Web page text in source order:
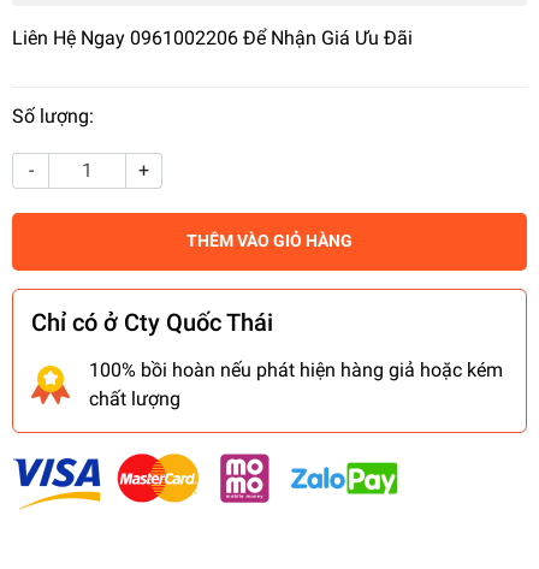
Liên Hệ Ngay 0961002206 Để Nhận Giá Ưu Đãi
Số lượng:
- +
THÊM VÀO GIỎ HÀNG
Chỉ có ở Cty Quốc Thái
100% bồi hoàn nếu phát hiện hàng giả hoặc kém
chất lượng